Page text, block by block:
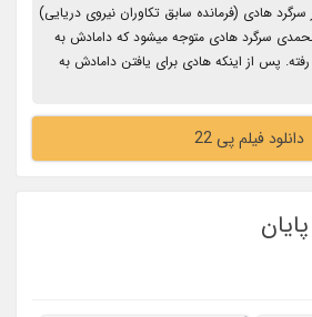
هادی (فرمانده سابق تکاوران نیروی دریایی)
سرگرد هادی متوجه میشود که دامادش به
پس از اینکه هادی برای یافتن دامادش به
دانلود فیلم پی 22